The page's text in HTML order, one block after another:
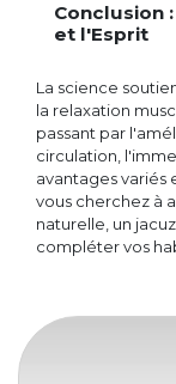
Conclusion
et l'Esprit
La science
la relaxation
passant par
circulation,
avantages variés
vous cherchez à
naturelle, un
compléter vos